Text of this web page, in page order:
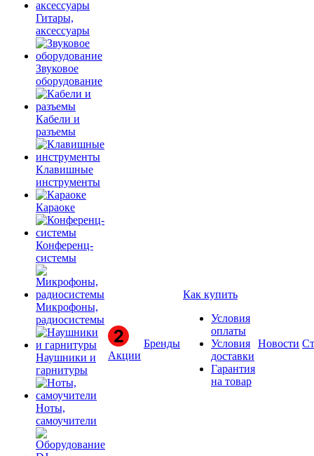
Гитары,
аксессуары
Звуковое
оборудование
Кабели и
разъемы
Клавишные
инструменты
Караоке
Конференц-
системы
Микрофоны,
радиосистемы
Наушники и
гарнитуры
Ноты,
самоучители
Акции
Бренды
Как купить
Условия
оплаты
Условия
доставки
Гарантия
на товар
Новости